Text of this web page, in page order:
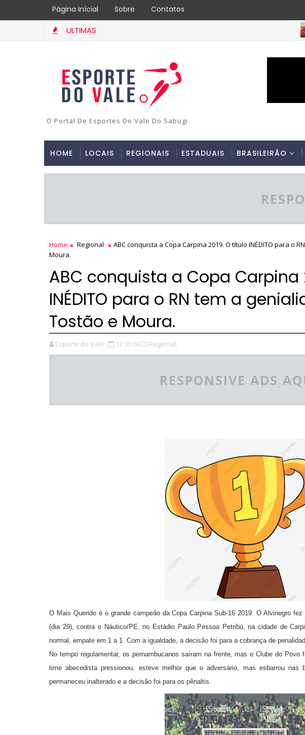
Página Inícial Sobre Contatos
ULTIMAS
O Portal De Esportes Do Vale Do Sabugi
HOME LOCAIS REGIONAIS ESTADUAIS BRASILEIRÃO
Home Regional
ABC conquista a Copa Carpina 2019. O título INÉDITO para o
Moura.
ABC conquista a Copa Carpina
INÉDITO para o RN tem a
Tostão e Moura.
Esporte do Vale 13:35:00 Regional,
RESPONSIVE ADS
O Mais Querido é o grande campeão da Copa Carpina Sub-16 2019. O Alvinegro
(dia 29), contra o Náutico/PE, no Estádio Paulo Pessoa Petribú, na cidade de
normal, empate em 1 a 1. Com a igualdade, a decisão foi para a cobrança de
No tempo regulamentar, os pernambucanos saíram na frente, mas o Clube do
time abecedista pressionou, esteve melhor que o adversário, mas esbarrou
permaneceu inalterado e a decisão foi para os pênaltis.